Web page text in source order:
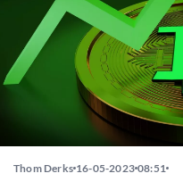
Thom Derks 16-05-2023 08:51